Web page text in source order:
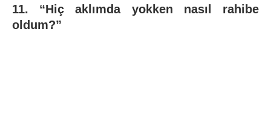
11. “Hiç aklımda yokken nasıl rahibe
oldum?”